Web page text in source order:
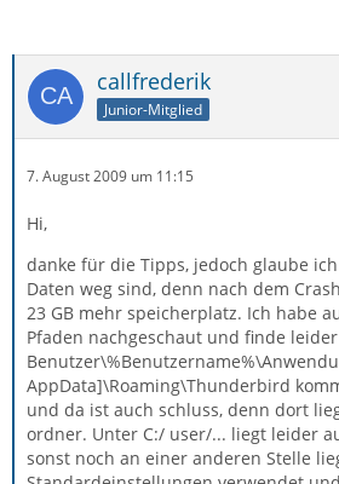
callfrederik
Junior-Mitglied
7. August 2009 um 11:15
Hi,
danke für die Tipps, jedoch glaube
Daten weg sind, denn nach dem
23 GB mehr speicherplatz. Ich habe
Pfaden nachgeschaut und finde
AppData]\Roaming\Thunderbird
und da ist auch schluss, denn dort
ordner. Unter C:/ user/... liegt leider
sonst noch an einer anderen Stelle